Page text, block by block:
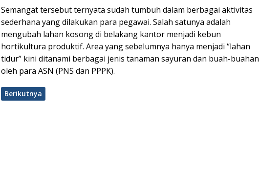
Semangat tersebut ternyata sudah tumbuh dalam berbagai aktivitas
sederhana yang dilakukan para pegawai. Salah satunya adalah
mengubah lahan kosong di belakang kantor menjadi kebun
hortikultura produktif. Area yang sebelumnya hanya menjadi “lahan
tidur” kini ditanami berbagai jenis tanaman sayuran dan buah-buahan
oleh para ASN (PNS dan PPPK).
Berikutnya